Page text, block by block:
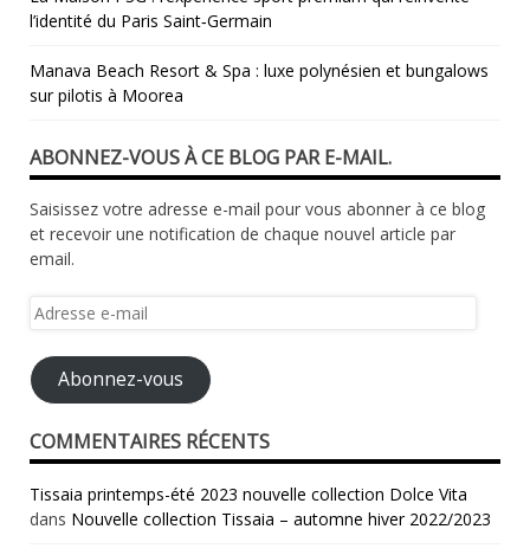
l’identité du Paris Saint‑Germain
Manava Beach Resort & Spa : luxe polynésien et bungalows
sur pilotis à Moorea
ABONNEZ-VOUS À CE BLOG PAR E-MAIL.
Saisissez votre adresse e-mail pour vous abonner à ce blog
et recevoir une notification de chaque nouvel article par
email.
Adresse
mail
Abonnez-vous
COMMENTAIRES RÉCENTS
Tissaia printemps-été 2023 nouvelle collection Dolce Vita
dans Nouvelle collection Tissaia – automne hiver 2022/2023